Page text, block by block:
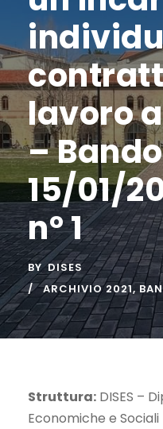
lavoro
–
15/01/
n° 1
BY DISES
ARCHIVIO 2021,
Struttura: DISES –
Economiche e Sociali